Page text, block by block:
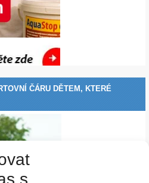
s
ČÁRU DĚTEM, KTERÉ